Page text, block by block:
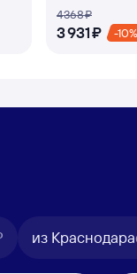
4 ⁠368 ⁠₽
3 ⁠931 ⁠₽ -10%
из Краснодара